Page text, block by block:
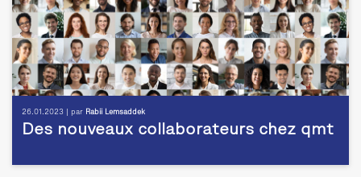
26.01.2023 | par Rabii Lemsaddek
Des nouveaux collaborateurs chez qmt